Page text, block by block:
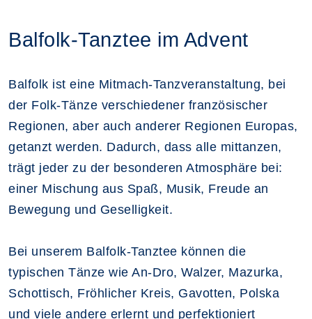
Balfolk-Tanztee im Advent
Balfolk ist eine Mitmach-Tanzveranstaltung, bei
der Folk-Tänze verschiedener französischer
Regionen, aber auch anderer Regionen Europas,
getanzt werden. Dadurch, dass alle mittanzen,
trägt jeder zu der besonderen Atmosphäre bei:
einer Mischung aus Spaß, Musik, Freude an
Bewegung und Geselligkeit.
Bei unserem Balfolk-Tanztee können die
typischen Tänze wie An-Dro, Walzer, Mazurka,
Schottisch, Fröhlicher Kreis, Gavotten, Polska
und viele andere erlernt und perfektioniert